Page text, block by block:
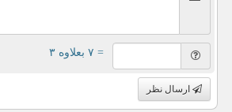
= ۷ بعلاوه ۳
ارسال نظر